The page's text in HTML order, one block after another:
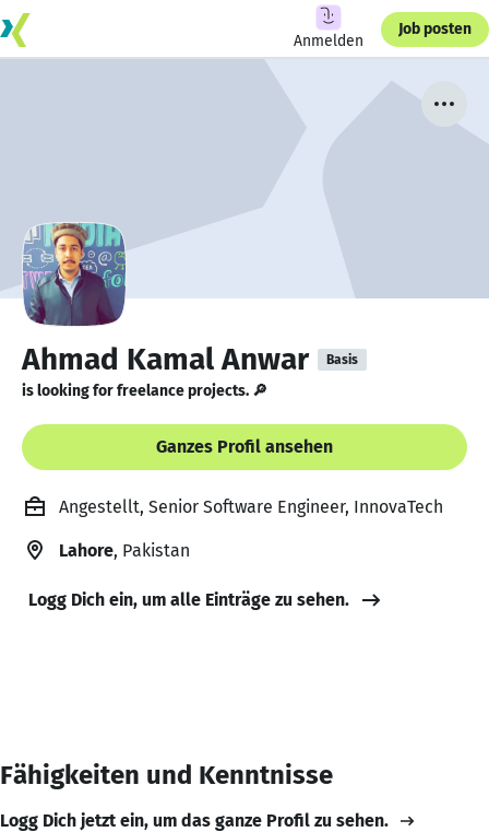
Anmelden
Job posten
Ahmad Kamal Anwar Basis
is looking for freelance projects. 🔎
Ganzes Profil ansehen
Angestellt, Senior Software Engineer, InnovaTech
Lahore, Pakistan
Logg Dich ein, um alle Einträge zu sehen.
Fähigkeiten und Kenntnisse
Logg Dich jetzt ein, um das ganze Profil zu sehen.